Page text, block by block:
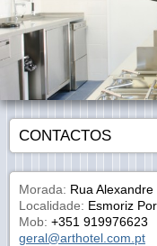
CONTACTOS
Morada: Rua
Localidade: Esmoriz
Mob: +351 919976623
geral@arthotel.com.pt